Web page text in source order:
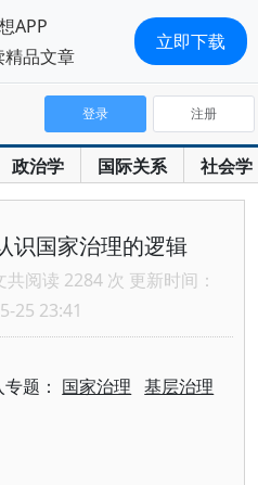
政治学 国际关系 社会学
登录 注册
识国家治理的逻辑
共阅读 2284 次 更新时间：
25 23:41
题： 国家治理 基层治理
APP
精品文章
立即下载